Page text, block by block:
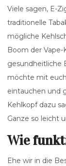
Viele sagen, E-
traditionelle
mögliche
Boom der
gesundheitliche
möchte mit
eintauchen und
Kehlkopf dazu
Ganze so leicht
Wie
Ehe wir in die